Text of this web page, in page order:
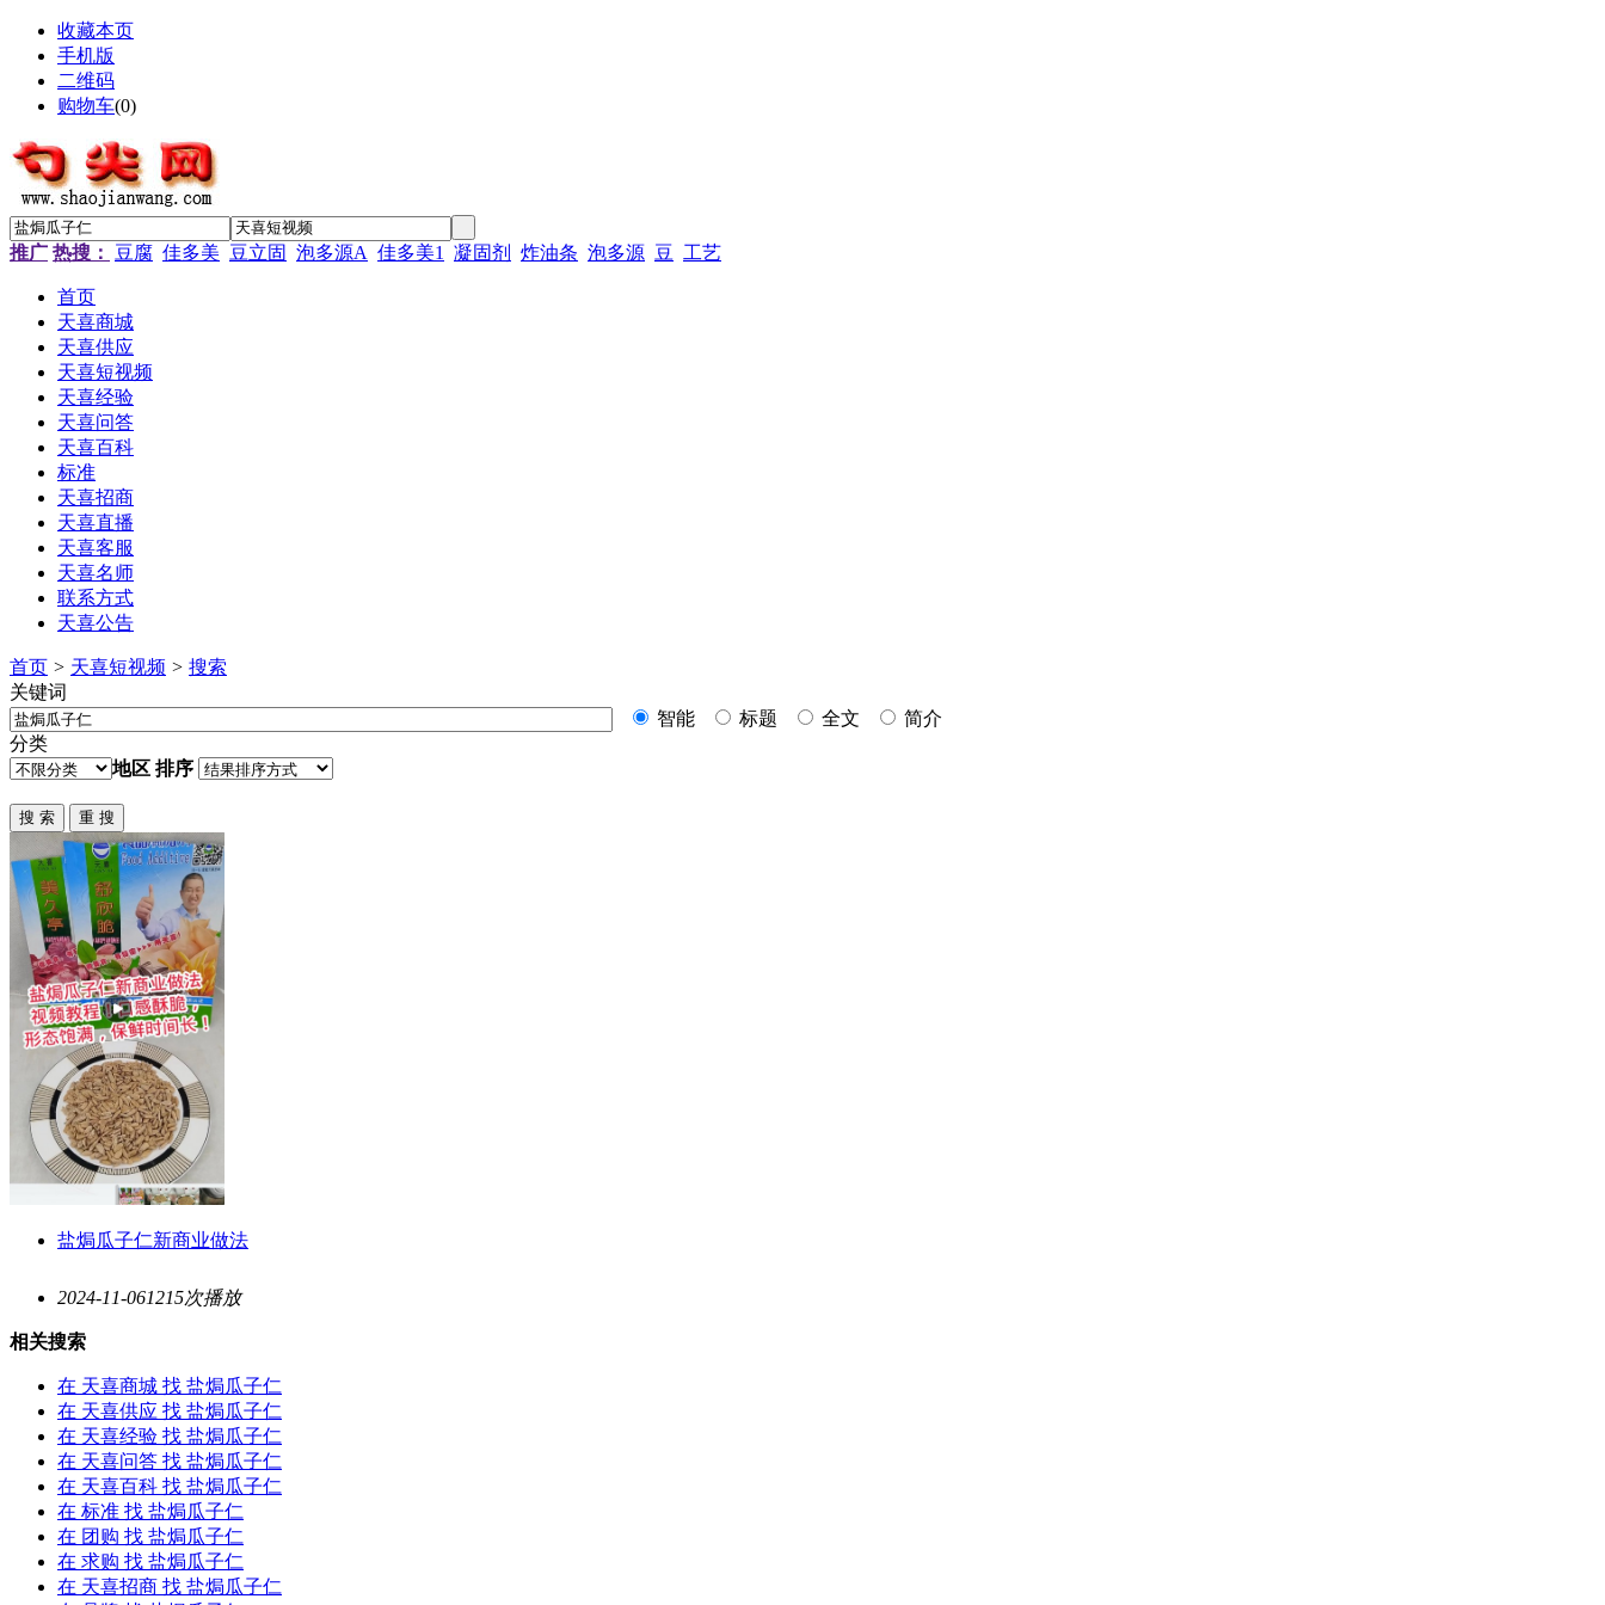
收藏本页
手机版
二维码
购物车(0)
推广 热搜： 豆腐 佳多美 豆立固 泡多源A 佳多美1 凝固剂 炸油条 泡多源 豆 工艺
首页
天喜商城
天喜供应
天喜短视频
天喜经验
天喜问答
天喜百科
标准
天喜招商
天喜直播
天喜客服
天喜名师
联系方式
天喜公告
首页 > 天喜短视频 > 搜索
关键词
智能
标题 全文
简介
分类
地区 排序
盐焗瓜子仁新商业做法
2024-11-061215次播放
相关搜索
在 天喜商城 找 盐焗瓜子仁
在 天喜供应 找 盐焗瓜子仁
在 天喜经验 找 盐焗瓜子仁
在 天喜问答 找 盐焗瓜子仁
在 天喜百科 找 盐焗瓜子仁
在 标准 找 盐焗瓜子仁
在 团购 找 盐焗瓜子仁
在 求购 找 盐焗瓜子仁
在 天喜招商 找 盐焗瓜子仁